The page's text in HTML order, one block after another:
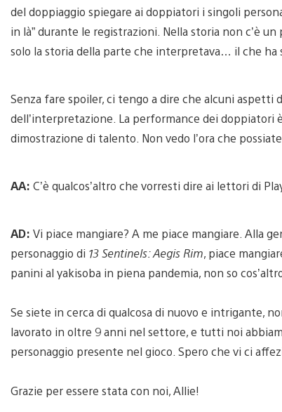
del doppiaggio spiegare ai doppiatori i singoli
in là” durante le registrazioni. Nella storia non c’è
solo la storia della parte che interpretava… il che ha
Senza fare spoiler, ci tengo a dire che alcuni aspetti
dell’interpretazione. La performance dei doppiatori
dimostrazione di talento. Non vedo l’ora che
AA: C’è qualcos’altro che vorresti dire ai lettori di
AD: Vi piace mangiare? A me piace mangiare. Alla
personaggio di 13 Sentinels: Aegis Rim, piace
panini al yakisoba in piena pandemia, non so
Se siete in cerca di qualcosa di nuovo e intrigante,
lavorato in oltre 9 anni nel settore, e tutti noi
personaggio presente nel gioco. Spero che vi ci
Grazie per essere stata con noi, Allie!